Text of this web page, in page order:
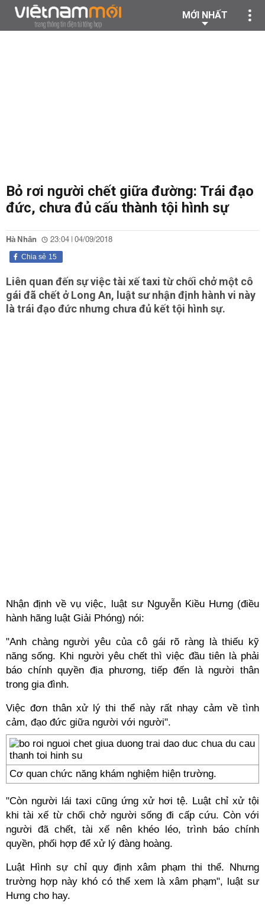
MỚI NHẤT
Bỏ rơi người chết giữa đường: Trái đạo
đức, chưa đủ cấu thành tội hình sự
Hà Nhân 23:04 | 04/09/2018
15
Chia sẻ
Liên quan đến sự việc tài xế taxi từ chối chở một cô
gái đã chết ở Long An, luật sư nhận định hành vi này
là trái đạo đức nhưng chưa đủ kết tội hình sự.
Nhận định về vụ việc, luật sư Nguyễn Kiều Hưng (điều
hành hãng luật Giải Phóng) nói:
"Anh chàng người yêu của cô gái rõ ràng là thiếu kỹ
năng sống. Khi người yêu chết thì việc đầu tiên là phải
báo chính quyền địa phương, tiếp đến là người thân
trong gia đình.
Việc đơn thân xử lý thi thể này rất nhạy cảm về tình
cảm, đạo đức giữa người với người".
Cơ quan chức năng khám nghiệm hiện trường.
"Còn người lái taxi cũng ứng xử hơi tệ. Luật chỉ xử tội
khi tài xế từ chối chở người sống đi cấp cứu. Còn với
người đã chết, tài xế nên khéo léo, trình báo chính
quyền, phối hợp để xử lý đàng hoàng.
Luật Hình sự chỉ quy định xâm phạm thi thể. Nhưng
trường hợp này khó có thể xem là xâm phạm", luật sư
Hưng cho hay.